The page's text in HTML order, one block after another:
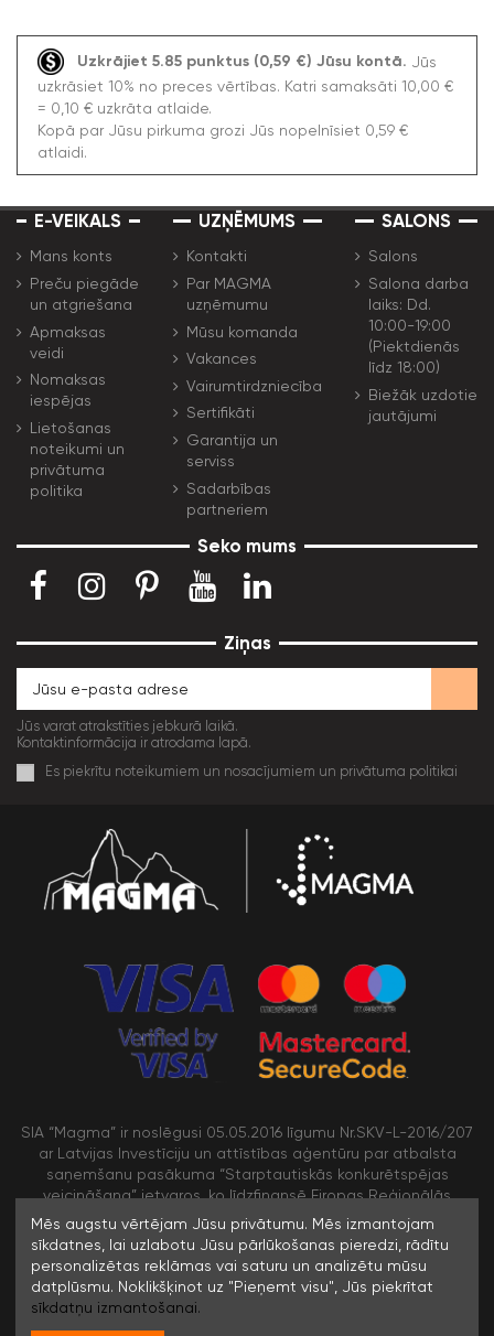
Uzkrājiet 5.85 punktus (0,59 €) Jūsu kontā.
Jūs
uzkrāsiet 10% no preces vērtības. Katri samaksāti 10,00 €
= 0,10 € uzkrāta atlaide.
Kopā par Jūsu pirkuma grozi Jūs nopelnīsiet 0,59 €
atlaidi.
E-VEIKALS
Mans konts
Preču piegāde
un atgriešana
Apmaksas
veidi
Nomaksas
iespējas
Lietošanas
noteikumi un
privātuma
politika
UZŅĒMUMS
Kontakti
Par MAGMA
uzņēmumu
Mūsu komanda
Vakances
Vairumtirdzniecība
Sertifikāti
Garantija un
serviss
Sadarbības
partneriem
SALONS
Salons
Salona darba
laiks: Dd.
10:00-19:00
(Piektdienās
līdz 18:00)
Biežāk uzdotie
jautājumi
Seko mums
Ziņas
Jūs varat atrakstīties jebkurā laikā.
Kontaktinformācija ir atrodama lapā.
Es piekrītu noteikumiem un nosacījumiem un privātuma politikai
SIA “Magma” ir noslēgusi 05.05.2016 līgumu Nr.SKV-L-2016/207
ar Latvijas Investīciju un attīstības aģentūru par atbalsta
saņemšanu pasākuma “Starptautiskās konkurētspējas
veicināšana” ietvaros, ko līdzfinansē Eiropas Reģionālās
attīstības fonds
Mēs augstu vērtējam Jūsu privātumu. Mēs izmantojam
sīkdatnes, lai uzlabotu Jūsu pārlūkošanas pieredzi, rādītu
personalizētas reklāmas vai saturu un analizētu mūsu
datplūsmu. Noklikšķinot uz "Pieņemt visu", Jūs piekrītat
sīkdatņu izmantošanai.